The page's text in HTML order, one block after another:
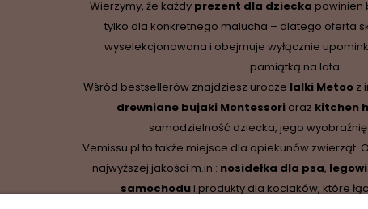
Wierzymy, że każdy prezent dla dziecka powinien
tylko dla konkretnego malucha – dlatego oferta
wyselekcjonowana i obejmuje wyłącznie
pamiątką na lata.
Wśród bestsellerów znajdziesz urocze lalki Metoo z
drewniane bujaki Montessori oraz kitchen
samodzielność dziecka, jego
Vemissu.pl to także miejsce dla opiekunów zwierząt.
najwyższej jakości m.in.: nosidełka dla psa,
samochodui produkty dla kociaków, które